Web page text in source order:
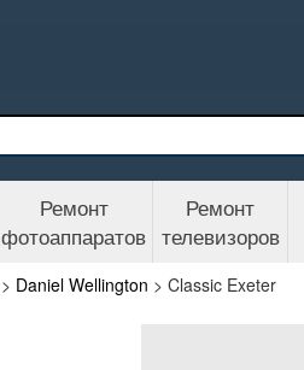
Ремонт
фотоаппаратов
Ремонт
телевизоров
> Daniel Wellington > Classic Exeter